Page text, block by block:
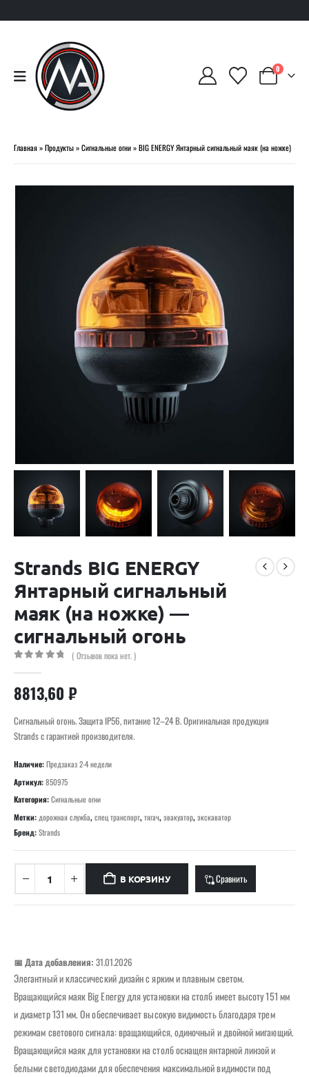
0
Главная»Продукты»Сигнальные огни»BIG ENERGY Янтарный сигнальный маяк (на ножке)
Strands BIG ENERGY
Янтарный сигнальный
маяк (на ножке) —
сигнальный огонь
( Отзывов пока нет. )
8813,60 ₽
Сигнальный огонь. Защита IP56, питание 12–24 В. Оригинальная продукция
Strands с гарантией производителя.
Наличие:Предзаказ 2-4 недели
Артикул:850975
Категория:Сигнальные огни
Метки: дорожная служба,спец транспорт,тягач,эвакуатор,экскаватор
Бренд:Strands
В КОРЗИНУ Сравнить
📅 Дата добавления: 31.01.2026
Элегантный и классический дизайн с ярким и плавным светом.
Вращающийся маяк Big Energy для установки на столб имеет высоту 151 мм
и диаметр 131 мм. Он обеспечивает высокую видимость благодаря трем
режимам светового сигнала: вращающийся, одиночный и двойной мигающий.
Вращающийся маяк для установки на столб оснащен янтарной линзой и
белыми светодиодами для обеспечения максимальной видимости под